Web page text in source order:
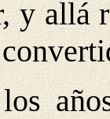
y allá